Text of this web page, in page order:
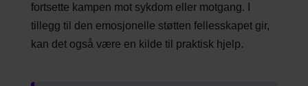
fortsette kampen mot sykdom eller motgang. I
tillegg til den emosjonelle støtten fellesskapet gir,
kan det også være en kilde til praktisk hjelp.